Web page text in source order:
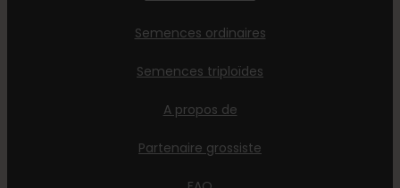
Semences ordinaires
Semences triploïdes
A propos de
Partenaire grossiste